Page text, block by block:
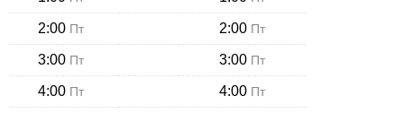
2:00 Пт 2:00 Пт
3:00 Пт 3:00 Пт
4:00 Пт 4:00 Пт